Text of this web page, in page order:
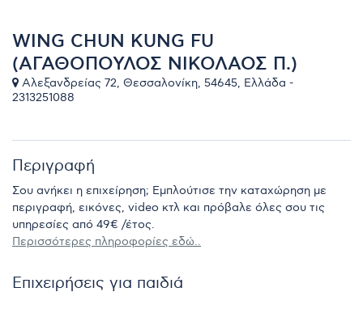
WING CHUN KUNG FU
(ΑΓΑΘΟΠΟΥΛΟΣ ΝΙΚΟΛΑΟΣ Π.)
Αλεξανδρείας 72, Θεσσαλονίκη, 54645, Ελλάδα -
2313251088
Περιγραφή
Σου ανήκει η επιχείρηση; Εμπλούτισε την καταχώρηση με
περιγραφή, εικόνες, video κτλ και πρόβαλε όλες σου τις
υπηρεσίες από 49€ /έτος.
Περισσότερες πληροφορίες εδώ..
Επιχειρήσεις για παιδιά